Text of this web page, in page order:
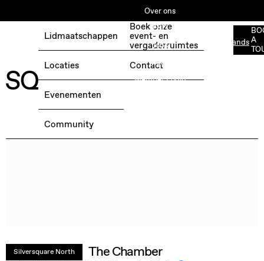
BOEK EEN GRATIS TESTDAG →
Over ons
ESG
Jobs
Media
Member Login
Nederlands
Lidmaatschappen
Locaties
Evenementen
Community
Boek onze
event- en
vergaderruimtes
Contact
A
Silversquare North The Chamber